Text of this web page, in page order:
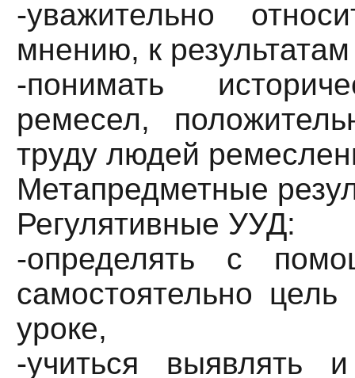
-уважительно
мнению, к
-понимать
ремесел,
труду людей
Метапредметные
Регулятивные УУД:
-определять с
самостоятельно
уроке,
-учиться выявлять